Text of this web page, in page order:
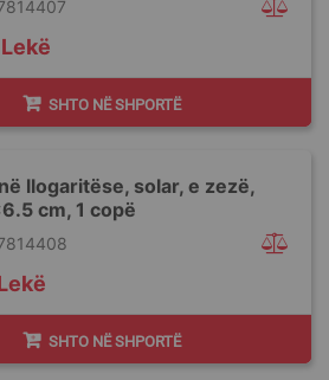
SHTO NË SHPORTË
llogaritëse, solar, e zezë,
cm, 1 copë
SHTO NË SHPORTË